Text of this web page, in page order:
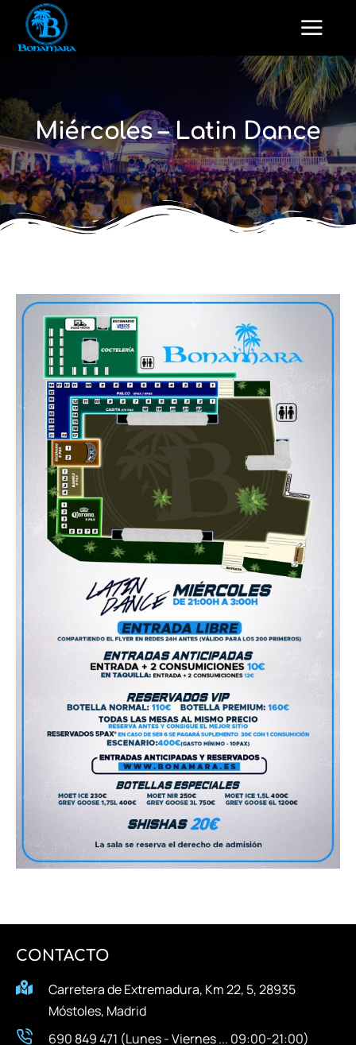
Miércoles – Latin Dance
CONTACTO
Carretera de Extremadura, Km 22, 5, 28935
Móstoles, Madrid
690 849 471 (Lunes - Viernes ... 09:00-21:00)